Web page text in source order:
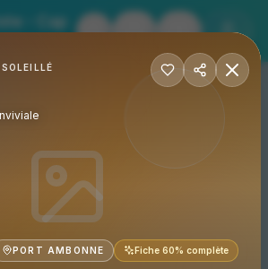
Village Naturiste - Cap
M19
CHEZ MAXIME Club M19 à
34300 Agde, France
PORT AMBONNE Fiche60% complète